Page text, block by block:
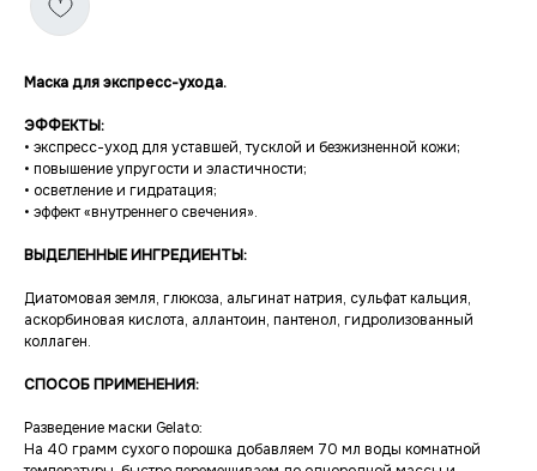
Маска для экспресс-ухода.
ЭФФЕКТЫ:
• экспресс-уход для уставшей, тусклой и безжизненной кожи;
• повышение упругости и эластичности;
• осветление и гидратация;
• эффект «внутреннего свечения».
ВЫДЕЛЕННЫЕ ИНГРЕДИЕНТЫ:
Диатомовая земля, глюкоза, альгинат натрия, сульфат кальция,
аскорбиновая кислота, аллантоин, пантенол, гидролизованный
коллаген.
СПОСОБ ПРИМЕНЕНИЯ:
Разведение маски Gelato:
На 40 грамм сухого порошка добавляем 70 мл воды комнатной